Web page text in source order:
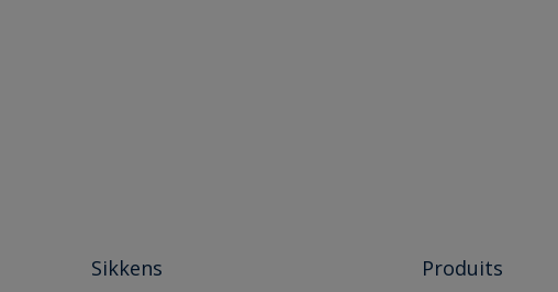
Sikkens Produits